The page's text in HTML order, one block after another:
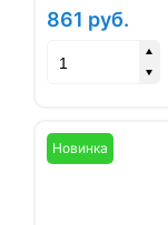
861 руб.
Новинка